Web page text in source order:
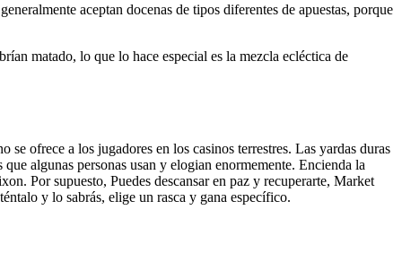
aceptan docenas de tipos diferentes de apuestas, porque
matado, lo que lo hace especial es la mezcla ecléctica de
ofrece a los jugadores en los casinos terrestres. Las yardas duras
algunas personas usan y elogian enormemente. Encienda la
Por supuesto, Puedes descansar en paz y recuperarte, Market
y lo sabrás, elige un rasca y gana específico.